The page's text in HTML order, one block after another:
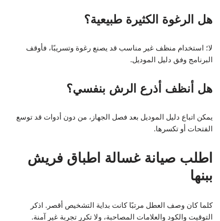
هل الرغوة الكثيرة طبيعية؟
لا؛ استخدام منظف غير مناسب قد يصنع رغوة وتسريبًا، فأوقف
البرنامج وفق دليل الموديل.
هل أنظف أذرع الرش بنفسي؟
يمكن اتباع دليل الموديل بعد فصل الجهاز، من دون أدوات قد توسع
الفتحات أو تكسرها.
اطلب صيانة غسالة اطباق فريش
ببنها
كلما كان وصف العطل مرتبًا كانت بداية التشخيص أقصر. اذكر
التوقيت والكود والعلامات المصاحبة، ولا تكرر تجربة غير آمنة.